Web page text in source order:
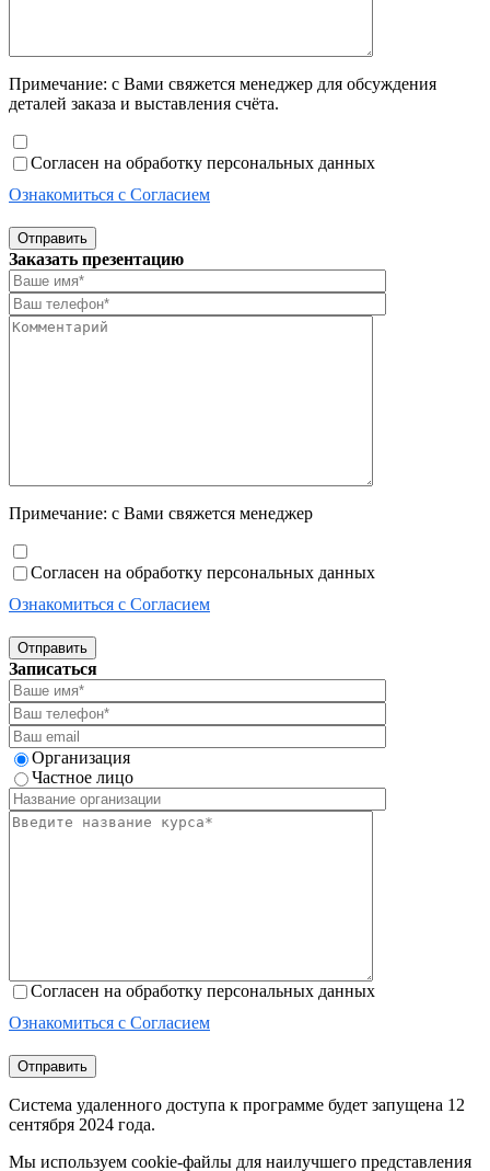
Примечание: с Вами свяжется менеджер для обсуждения
деталей заказа и выставления счёта.
Согласен на обработку персональных данных
Ознакомиться с Согласием
Отправить
Заказать презентацию
Примечание: с Вами свяжется менеджер
Согласен на обработку персональных данных
Ознакомиться с Согласием
Отправить
Записаться
Организация
Частное лицо
Согласен на обработку персональных данных
Ознакомиться с Согласием
Отправить
Система удаленного доступа к программе будет запущена 12
сентября 2024 года.
Мы используем cookie-файлы для наилучшего представления